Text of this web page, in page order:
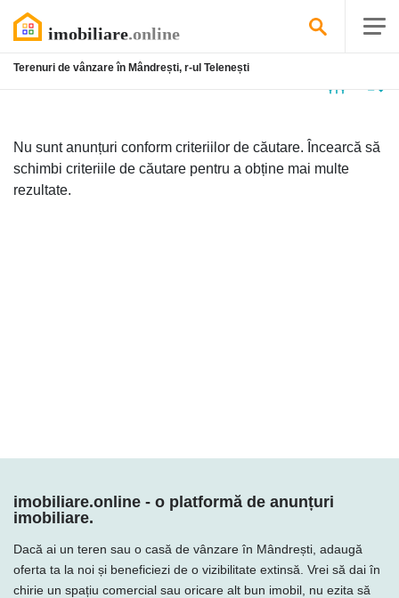
Terenuri de vânzare în Mândrești, r-ul Telenești
Nu sunt anunțuri conform criteriilor de căutare. Încearcă să
schimbi criteriile de căutare pentru a obține mai multe
rezultate.
imobiliare.online - o platformă de anunțuri
imobiliare.
Dacă ai un teren sau o casă de vânzare în Mândrești, adaugă
oferta ta la noi și beneficiezi de o vizibilitate extinsă. Vrei să dai în
chirie un spațiu comercial sau oricare alt bun imobil, nu ezita să